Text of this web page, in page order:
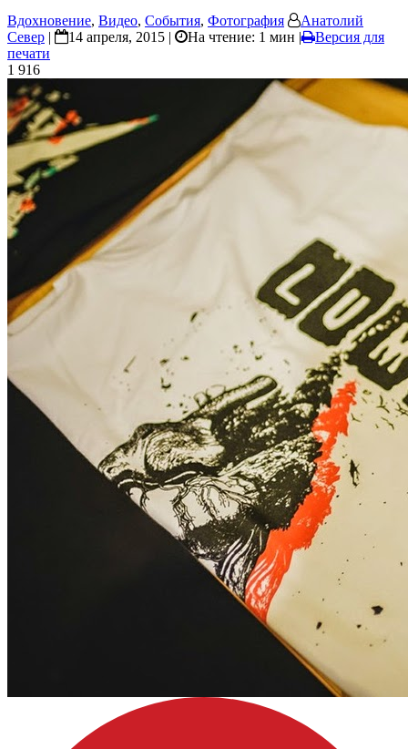
Вдохновение, Видео, События, Фотография
Анатолий
Север | 14 апреля, 2015 | На чтение: 1 мин |
Версия для
печати
1 916